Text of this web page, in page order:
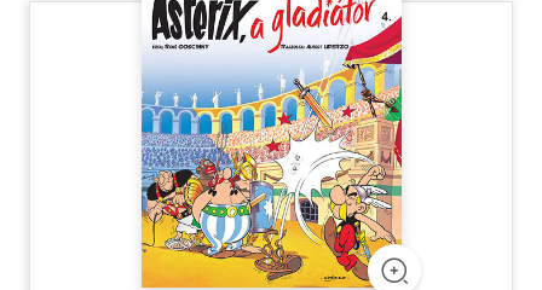
Szótár, nyelvkönyv
Tankönyv, segédkönyv
Társadalomtudomány